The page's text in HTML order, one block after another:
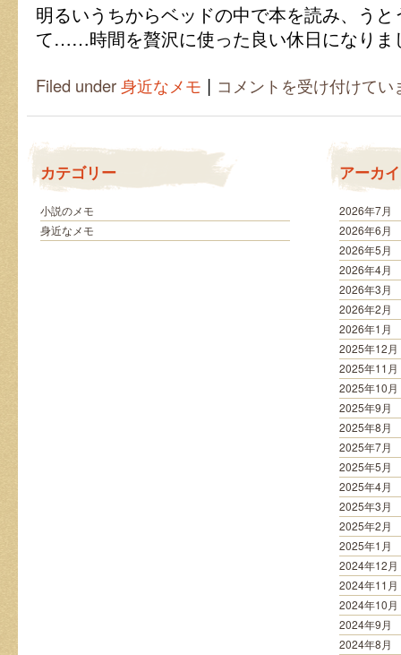
明るいうちからベッドの中で本を読み、う
て……時間を贅沢に使った良い休日になりま
Filed under身近なメモ |
大
雪
も
読
コメントを受け付けてい
カテゴリー
小説のメモ
身近なメモ
アーカ
2026年7月
2026年6月
2026年5月
2026年4月
2026年3月
2026年2月
2026年1月
2025年12月
2025年11月
2025年10月
2025年9月
2025年8月
2025年7月
2025年5月
2025年4月
2025年3月
2025年2月
2025年1月
2024年12月
2024年11月
2024年10月
2024年9月
2024年8月